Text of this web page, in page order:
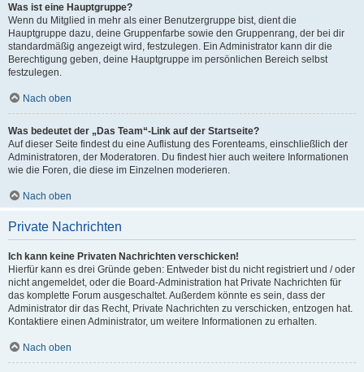
Was ist eine Hauptgruppe?
Wenn du Mitglied in mehr als einer Benutzergruppe bist, dient die
Hauptgruppe dazu, deine Gruppenfarbe sowie den Gruppenrang, der bei dir
standardmäßig angezeigt wird, festzulegen. Ein Administrator kann dir die
Berechtigung geben, deine Hauptgruppe im persönlichen Bereich selbst
festzulegen.
Nach oben
Was bedeutet der „Das Team“-Link auf der Startseite?
Auf dieser Seite findest du eine Auflistung des Forenteams, einschließlich der
Administratoren, der Moderatoren. Du findest hier auch weitere Informationen
wie die Foren, die diese im Einzelnen moderieren.
Nach oben
Private Nachrichten
Ich kann keine Privaten Nachrichten verschicken!
Hierfür kann es drei Gründe geben: Entweder bist du nicht registriert und / oder
nicht angemeldet, oder die Board-Administration hat Private Nachrichten für
das komplette Forum ausgeschaltet. Außerdem könnte es sein, dass der
Administrator dir das Recht, Private Nachrichten zu verschicken, entzogen hat.
Kontaktiere einen Administrator, um weitere Informationen zu erhalten.
Nach oben